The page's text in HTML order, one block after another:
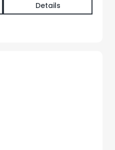
Details